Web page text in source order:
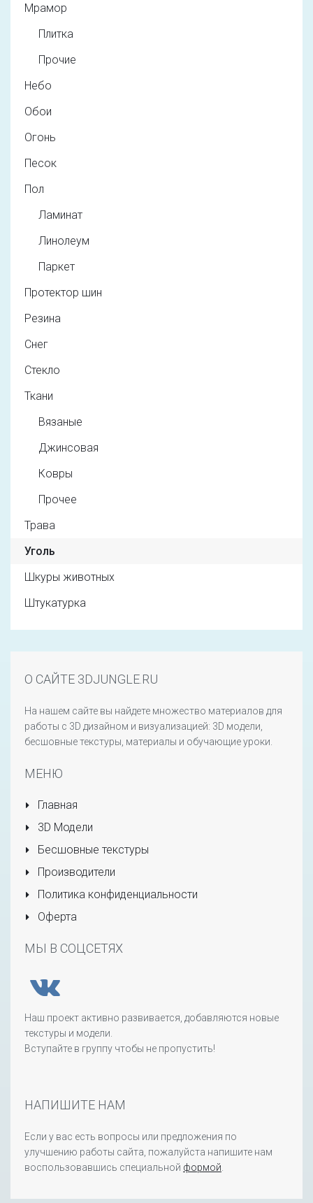
Мрамор
Плитка
Прочие
Небо
Обои
Огонь
Песок
Пол
Ламинат
Линолеум
Паркет
Протектор шин
Резина
Снег
Стекло
Ткани
Вязаные
Джинсовая
Ковры
Прочее
Трава
Уголь
Шкуры животных
Штукатурка
О САЙТЕ 3DJUNGLE.RU
На нашем сайте вы найдете множество материалов для
работы с 3D дизайном и визуализацией: 3D модели,
бесшовные текстуры, материалы и обучающие уроки.
МЕНЮ
Главная
3D Модели
Бесшовные текстуры
Производители
Политика конфиденциальности
Оферта
МЫ В СОЦСЕТЯХ
Наш проект активно развивается, добавляются новые
текстуры и модели.
Вступайте в группу чтобы не пропустить!
НАПИШИТЕ НАМ
Если у вас есть вопросы или предложения по
улучшению работы сайта, пожалуйста напишите нам
воспользовавшись специальной формой.